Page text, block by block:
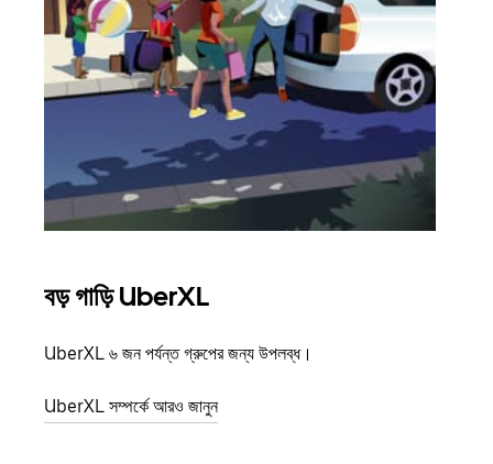
বড় গাড়ি UberXL
UberXL ৬ জন পর্যন্ত গ্রুপের জন্য উপলব্ধ।
UberXL সম্পর্কে আরও জানুন